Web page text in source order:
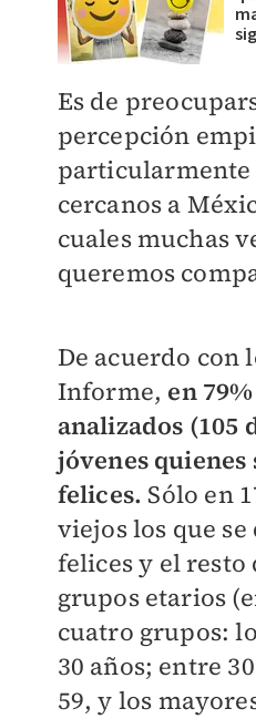
Es de
percepción
particularmente
cercanos a
cuales muchas
queremos
De acuerdo con
Informe, en
analizados (105
jóvenes quienes
felices. Sólo en
viejos los que
felices y el resto
grupos etarios
cuatro grupos:
30 años; entre
59, y los